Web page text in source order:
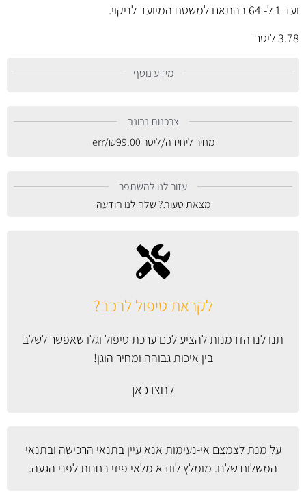
לקראת טיפול לרכב?
תנו לנו הזדמנות להציע לכם ערכת טיפול וגלו שאפשר לשלב
בין איכות גבוהה ומחיר הוגן!
לחצו כאן
על מנת לצמצם אי-נעימות אנא עיין בתנאי הרכישה ובתנאי
המשלוח שלנו. מומלץ לוודא מלאי פיזי בחנות לפני הגעה.
ועד 1 ל- 64 בהתאם למשטח המיועד לניקוי.
3.78 ליטר
מידע נוסף
צרכנות נבונה
מחיר ליחידה/ליטר
₪99.00
/err
עזור לנו להשתפר
מצאת טעות? שלח לנו הודעה